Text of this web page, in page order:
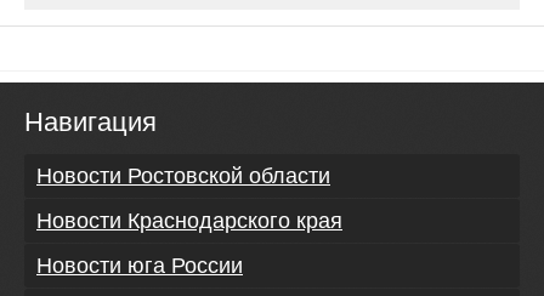
Навигация
Новости Ростовской области
Новости Краснодарского края
Новости юга России